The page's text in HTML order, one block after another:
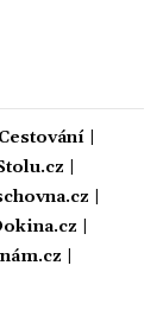
Cestování|